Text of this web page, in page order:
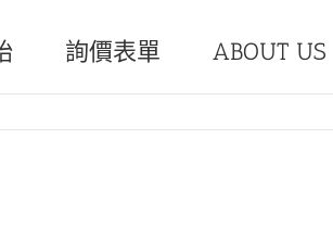
詢價表單 ABOUT US